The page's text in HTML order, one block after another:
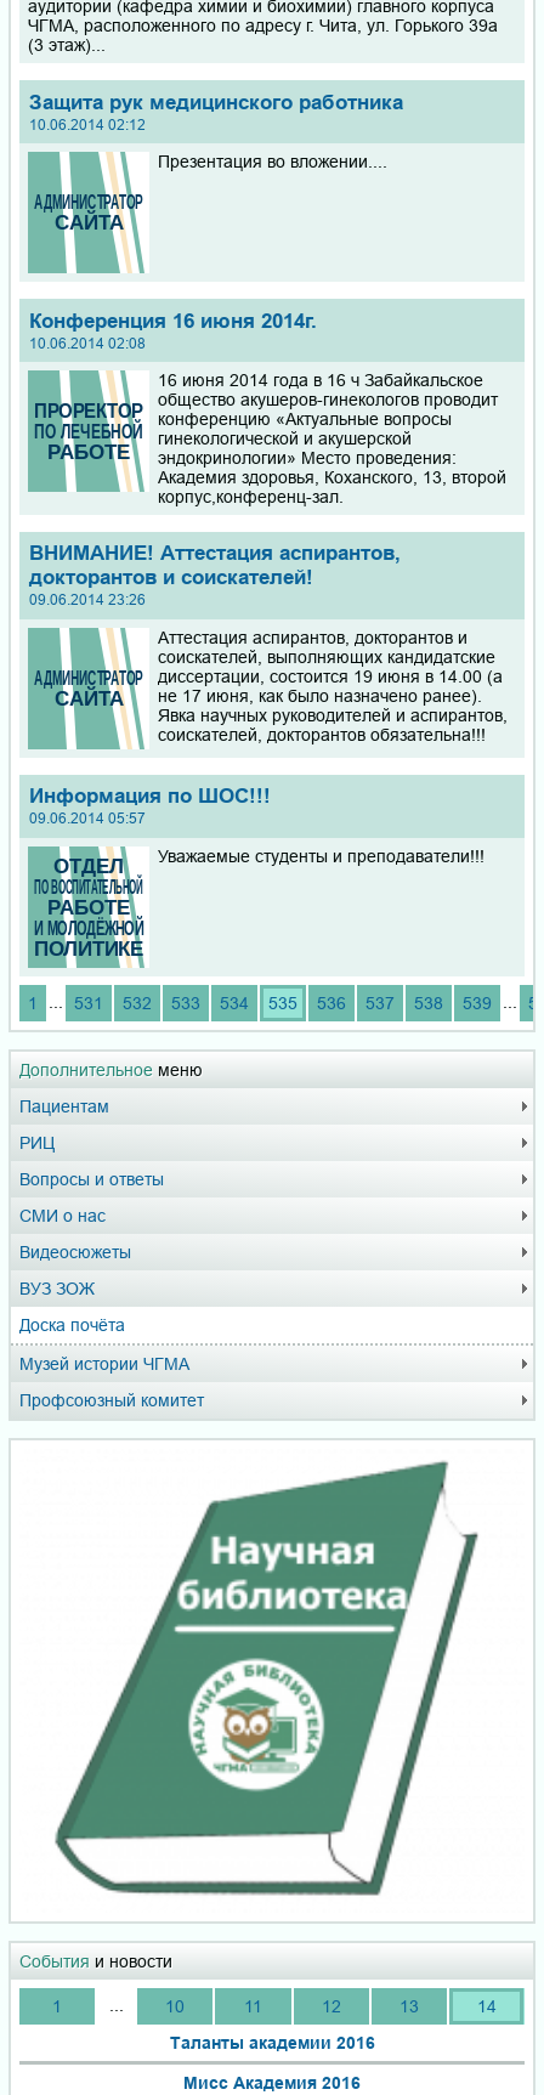
Дополнительное меню
Пациентам
РИЦ
Вопросы и ответы
СМИ о нас
Видеосюжеты
ВУЗ ЗОЖ
Доска почёта
Музей истории ЧГМА
Профсоюзный комитет
События и новости
1 10 11 12 13
14
Таланты академии 2016
Мисс Академия 2016
аудитории (кафедра химии и биохимии) главного корпуса
ЧГМА, расположенного по адресу г. Чита, ул. Горького 39а
(3 этаж)...
Защита рук медицинского работника
10.06.2014 02:12
Презентация во вложении....
Конференция 16 июня 2014г.
10.06.2014 02:08
16 июня 2014 года в 16 ч Забайкальское
общество акушеров-гинекологов проводит
конференцию «Актуальные вопросы
гинекологической и акушерской
эндокринологии» Место проведения:
Академия здоровья, Коханского, 13, второй
корпус,конференц-зал.
ВНИМАНИЕ! Аттестация аспирантов,
докторантов и соискателей!
09.06.2014 23:26
Аттестация аспирантов, докторантов и
соискателей, выполняющих кандидатские
диссертации, состоится 19 июня в 14.00 (а
не 17 июня, как было назначено ранее).
Явка научных руководителей и аспирантов,
соискателей, докторантов обязательна!!!
Информация по ШОС!!!
09.06.2014 05:57
Уважаемые студенты и преподаватели!!!
1 531 532 533 534 535 536 537 538 539